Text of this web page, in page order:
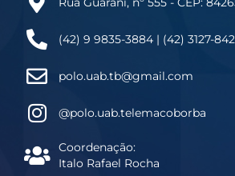
(42) 9 9835-3884 | (42) 3127-
polo.uab.tb@gmail.com
@polo.uab.telemacoborba
Coordenação:
Italo Rafael Rocha